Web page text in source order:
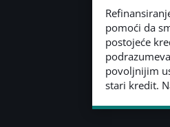
pomoći da
postojeće
povoljnijim
stari kredit.